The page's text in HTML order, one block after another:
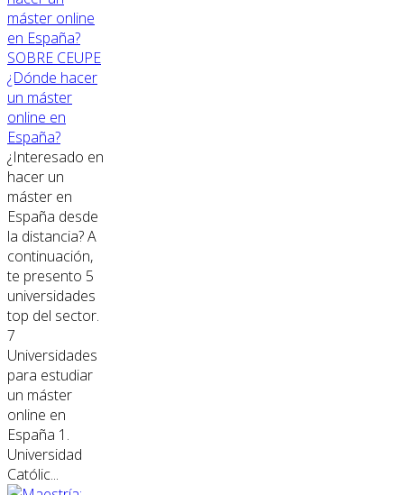
SOBRE CEUPE
¿Dónde hacer
un máster
online en
España?
¿Interesado en
hacer un
máster en
España desde
la distancia? A
continuación,
te presento 5
universidades
top del sector.
7
Universidades
para estudiar
un máster
online en
España 1.
Universidad
Católic...